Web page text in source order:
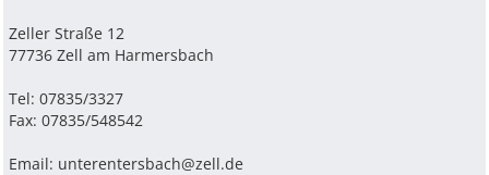
Zeller Straße 12
77736 Zell am Harmersbach
Tel: 07835/3327
Fax: 07835/548542
Email: unterentersbach@zell.de